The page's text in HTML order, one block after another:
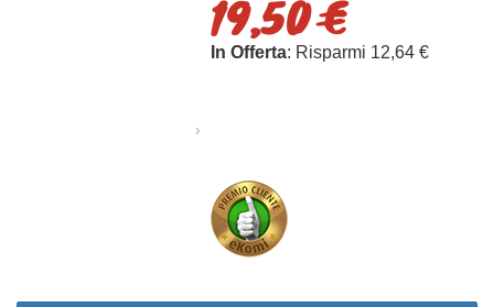
19,50 €
In Offerta: Risparmi 12,64 €